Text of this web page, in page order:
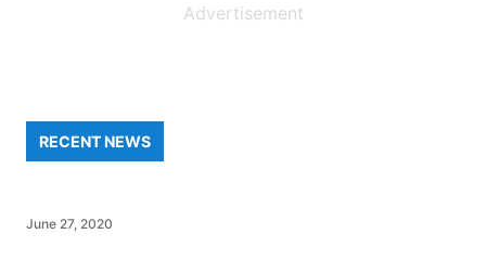
Advertisement
RECENT NEWS
June 27, 2020